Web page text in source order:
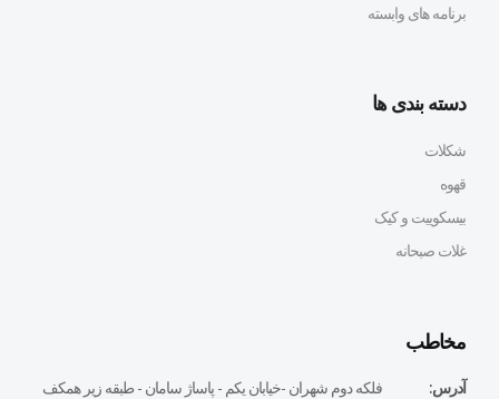
برنامه های وابسته
دسته بندی ها
شکلات
قهوه
بیسکوییت و کیک
غلات صبحانه
مخاطب
آدرس: فلكه دوم شهران -خيابان يكم - پاساژ سامان - طبقه زير همكف